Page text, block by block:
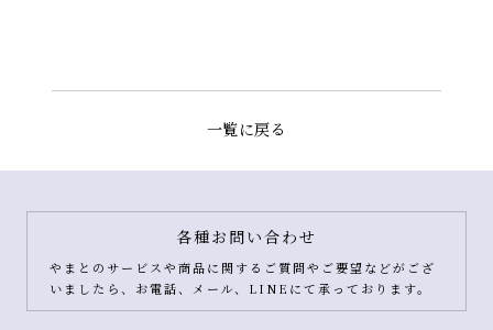
一覧に戻る
各種お問い合わせ
やまとのサービスや商品に関するご質問やご要望などがござ
いましたら、お電話、メール、LINEにて承っております。